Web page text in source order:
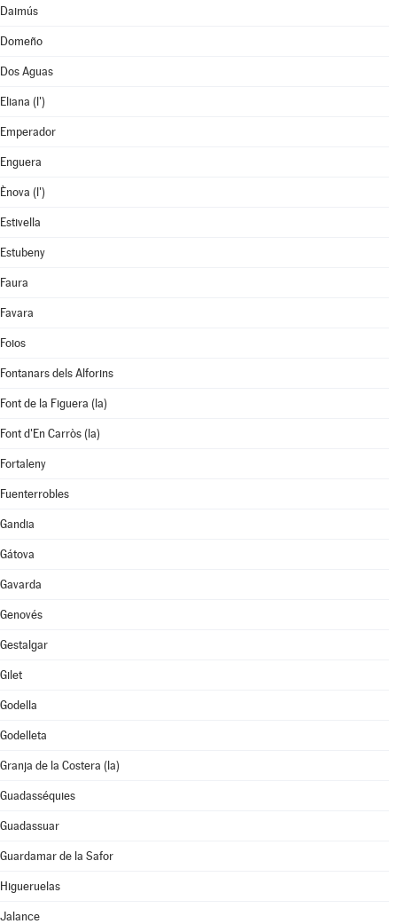
Daimús
Domeño
Dos Aguas
Eliana (l')
Emperador
Enguera
Ènova (l')
Estivella
Estubeny
Faura
Favara
Foios
Fontanars dels Alforins
Font de la Figuera (la)
Font d'En Carròs (la)
Fortaleny
Fuenterrobles
Gandia
Gátova
Gavarda
Genovés
Gestalgar
Gilet
Godella
Godelleta
Granja de la Costera (la)
Guadasséquies
Guadassuar
Guardamar de la Safor
Higueruelas
Jalance